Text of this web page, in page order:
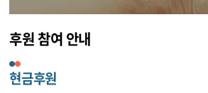
후원 참여 안내
현금후원